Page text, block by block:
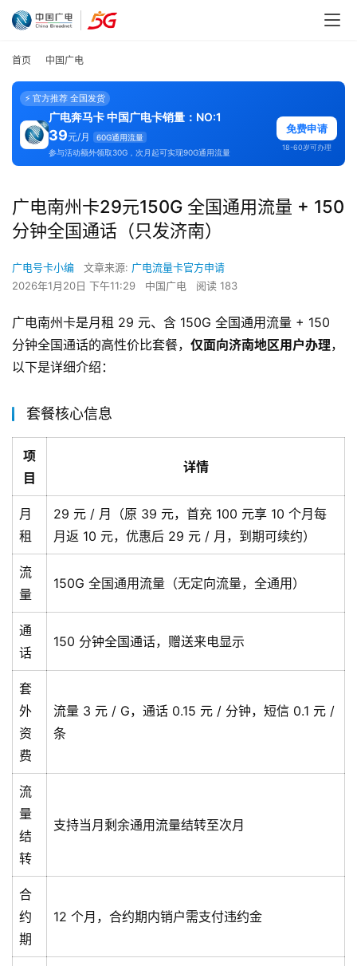
首页 中国广电
⚡ 官方推荐 全国发货
广电奔马卡 中国广电卡销量：NO:1
39元/月
60G通用流量
参与活动额外领取30G，次月起可实现90G通用流量
免费申请
18-60岁可办理
广电南州卡29元150G 全国通用流量 + 150
分钟全国通话（只发济南）
广电号卡小编 文章来源: 广电流量卡官方申请
2026年1月20日 下午11:29
中国广电 阅读 183
广电南州卡是月租 29 元、含 150G 全国通用流量 + 150
分钟全国通话的高性价比套餐， 仅面向济南地区用户办理，
以下是详细介绍：
套餐核心信息
项
目
详情
月
租
29 元 / 月（原 39 元，首充 100 元享 10 个月每
月返 10 元，优惠后 29 元 / 月，到期可续约）
流
量
150G 全国通用流量（无定向流量，全通用）
通
话
150 分钟全国通话，赠送来电显示
套
外
资
费
流量 3 元 / G，通话 0.15 元 / 分钟，短信 0.1 元 /
条
流
量
结
转
支持当月剩余通用流量结转至次月
合
约
期
12 个月，合约期内销户需支付违约金